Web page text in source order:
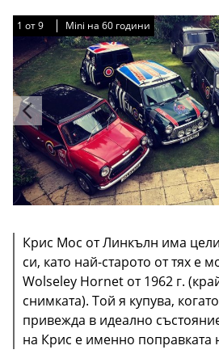
1 от9 Mini на 60 години
Крис Мос от Линкълн има
си, като най-старото от тях е
Wolseley Hornet от 1962 г.
снимката). Той я купува,
привежда в идеално
на Крис е именно поправката
1 от9 Mini на 60 години
1 от9 Mini на 60 години
1 от9 Mini на 60 години
1 от9 Mini на 60 години
1 от9 Mini на 60 години
1 от9 Mini на 60 години
1 от9 Mini на 60 години
1 от9 Mini на 60 години